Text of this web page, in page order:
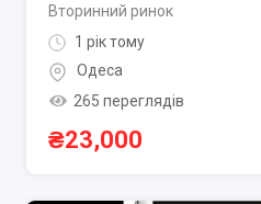
Вторинний ринок
1 рік тому
Одеса
265 переглядів
₴23,000